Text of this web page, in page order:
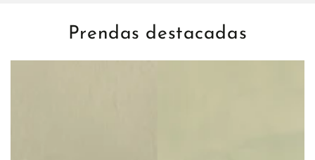
Prendas destacadas